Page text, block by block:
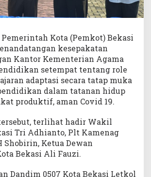
Kota (Pemkot) Bekasi
kesepakatan
Kantor Kementerian Agama
setempat tentang role
adaptasi secara tatap muka
dalam tatanan hidup
produktif, aman Covid 19.
terlihat hadir Wakil
Tri Adhianto, Plt Kamenag
Shobirin, Ketua Dewan
Bekasi Ali Fauzi.
Dandim 0507 Kota Bekasi Letkol